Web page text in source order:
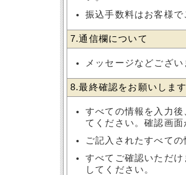
振込手数料はお客様
7.通信欄について
メッセージなどござ
8.最終確認をお願いしま
すべての情報を入力
てください。確認画
ご記入されたすべて
すべてご確認いただ
してください。